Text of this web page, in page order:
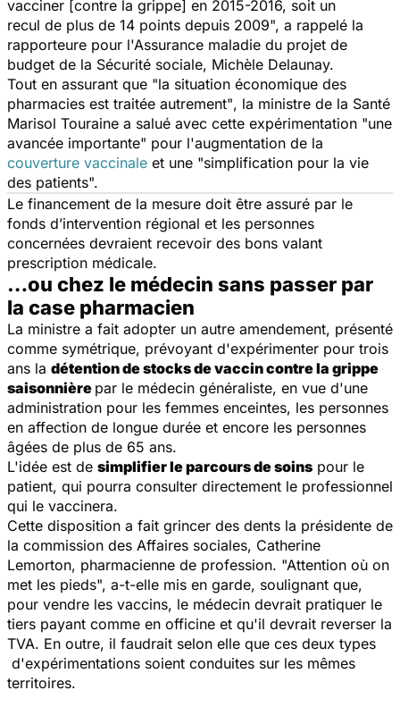
vacciner [contre la grippe] en 2015-2016, soit un
recul de plus de 14 points depuis 2009", a rappelé la
rapporteure pour l'Assurance maladie du projet de
budget de la Sécurité sociale, Michèle Delaunay.
Tout en assurant que "la situation économique des
pharmacies est traitée autrement", la ministre de la Santé
Marisol Touraine a salué avec cette expérimentation "une
avancée importante" pour l'augmentation de la
couverture vaccinale et une "simplification pour la vie
des patients".
Le financement de la mesure doit être assuré par le
fonds d’intervention régional et les personnes
concernées devraient recevoir des bons valant
prescription médicale.
…ou chez le médecin sans passer par
la case pharmacien
La ministre a fait adopter un autre amendement, présenté
comme symétrique, prévoyant d'expérimenter pour trois
ans la détention de stocks de vaccin contre la grippe
saisonnière par le médecin généraliste, en vue d'une
administration pour les femmes enceintes, les personnes
en affection de longue durée et encore les personnes
âgées de plus de 65 ans.
L'idée est de simplifier le parcours de soins pour le
patient, qui pourra consulter directement le professionnel
qui le vaccinera.
Cette disposition a fait grincer des dents la présidente de
la commission des Affaires sociales, Catherine
Lemorton, pharmacienne de profession. "Attention où on
met les pieds", a-t-elle mis en garde, soulignant que,
pour vendre les vaccins, le médecin devrait pratiquer le
tiers payant comme en officine et qu'il devrait reverser la
TVA. En outre, il faudrait selon elle que ces deux types
d'expérimentations soient conduites sur les mêmes
territoires.